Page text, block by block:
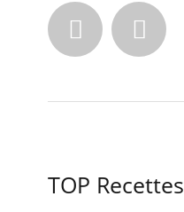
 
TOP Recettes